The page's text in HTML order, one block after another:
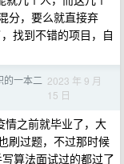
分，要么就直接弃
找到不错的项目，自
的一本二 2023 年 9 月
15 日
情之前就毕业了，大
刷过题，不过那时候
算法面试过的都过了